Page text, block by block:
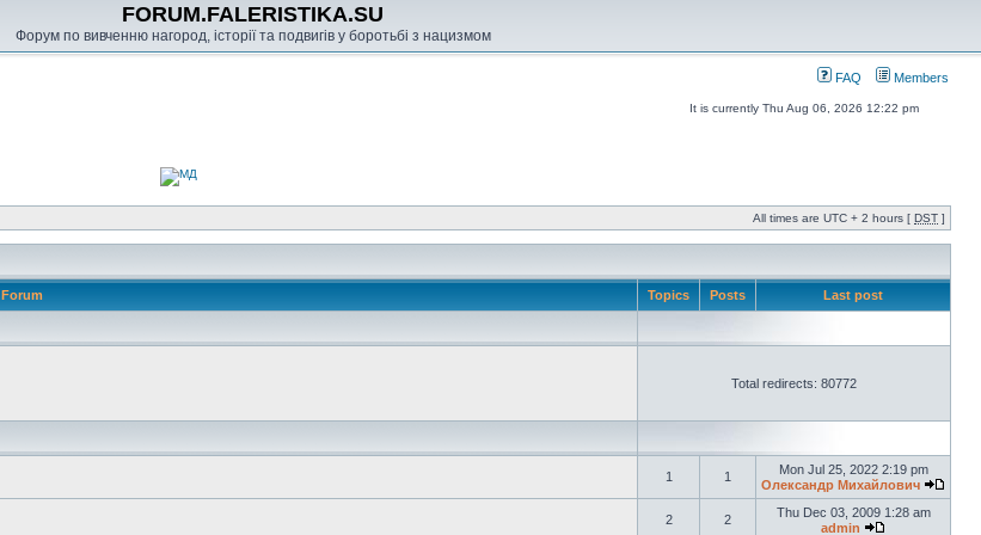
FORUM.FALERISTIKA.SU
Форум по вивченню нагород, історії та подвигів у боротьбі з нацизмом
FAQ Members
It is currently Thu Aug 06, 2026 12:22 pm
All times are UTC + 2 hours [ DST ]
Forum Topics Posts Last post
Total redirects: 80772
1 1
Mon Jul 25, 2022 2:19 pm
Олександр Михайлович
2 2
Thu Dec 03, 2009 1:28 am
admin